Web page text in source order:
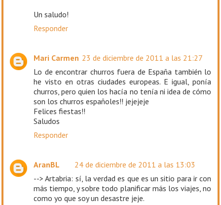
Un saludo!
Responder
Mari Carmen 23 de diciembre de 2011 a las 21:27
Lo de encontrar churros fuera de España también lo
he visto en otras ciudades europeas. E igual, ponía
churros, pero quien los hacía no tenía ni idea de cómo
son los churros españoles!! jejejeje
Felices fiestas!!
Saludos
Responder
AranBL
24 de diciembre de 2011 a las 13:03
--> Artabria: sí, la verdad es que es un sitio para ir con
más tiempo, y sobre todo planificar más los viajes, no
como yo que soy un desastre jeje.